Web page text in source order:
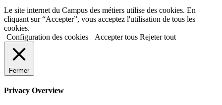
Le site internet du Campus des métiers utilise des cookies. En
cliquant sur “Accepter”, vous acceptez l'utilisation de tous les
cookies.
Configuration des cookies
Accepter tous Rejeter tout
Fermer
Privacy Overview